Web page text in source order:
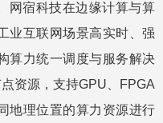
网宿科技在边缘计算与算
业互联网场景高实时、强
算力统一调度与服务解决
资源，支持GPU、FPGA
地理位置的算力资源进行